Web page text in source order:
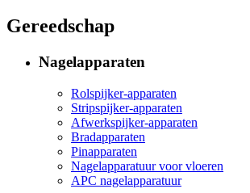
Gereedschap
Nagelapparaten
Rolspijker-apparaten
Stripspijker-apparaten
Afwerkspijker-apparaten
Bradapparaten
Pinapparaten
Nagelapparatuur voor vloeren
APC nagelapparatuur